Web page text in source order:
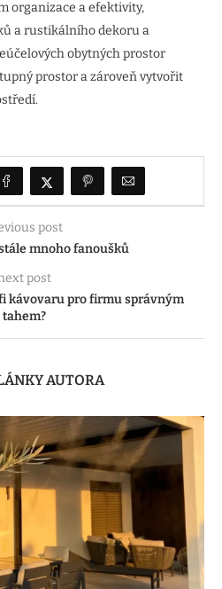
organizace a efektivity,
a rustikálního dekoru a
obytných prostor
prostor a zároveň vytvořit
post
mnoho fanoušků
post
kávovaru pro firmu správným
tahem?
AUTORA